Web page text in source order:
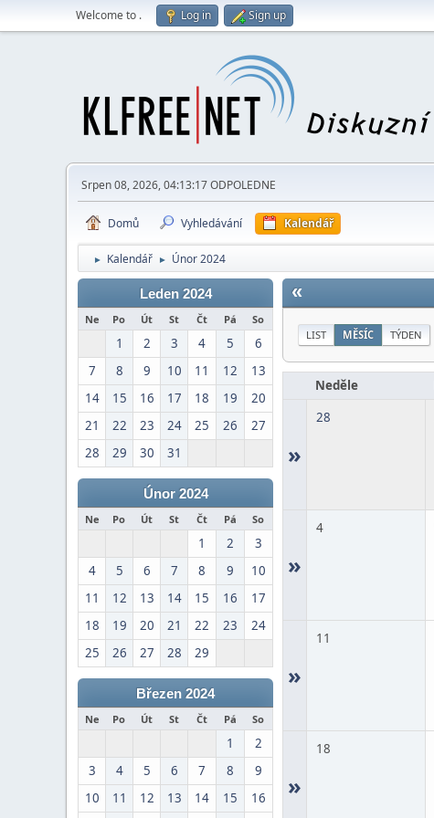
Welcome to . Log in Sign up
Srpen 08, 2026, 04:13:17 ODPOLEDNE
Domů Vyhledávání Kalendář
► Kalendář ► Únor 2024
Leden 2024
Ne Po Út St Čt Pá So
1 2 3 4 5
6
7
8 9 10 11 12
13
14
15 16 17 18 19
20
21
22 23 24 25 26
27
28
29 30 31
Únor 2024
Ne Po Út St Čt Pá So
1 2
3
4
5 6 7 8 9
10
11
12 13 14 15 16
17
18
19 20 21 22 23
24
25
26 27 28 29
Březen 2024
Ne Po Út St Čt Pá So
1
2
3
4 5 6 7 8
9
10
11 12 13 14 15
16
«
LIST MĚSÍC TÝDEN
Neděle
»
28
»
4
»
11
»
18